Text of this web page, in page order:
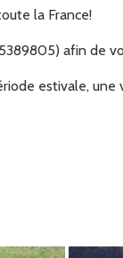
la France!
afin de
estivale,